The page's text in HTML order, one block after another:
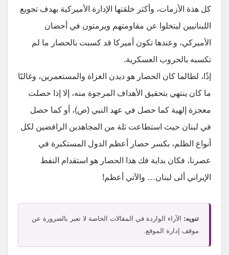
كل هذة الأزمات، وأكثر خلقتها الإدارة الأميركية بهدف تجويع
اللبنانيين ليتخلوا عن مقاومتهم ويرمتون في أحضان
الأميركي، وعندها تكون أميركا قد كسبت بالحصار ما لم
تكسبه بالحروب العسكرية.
إذًا، لطالما كان الحصار هو ديدن الغزاة والمستعمرين، وغالبًا
ما كان ينتهي بتحقيق الأهداف المرجوة منه، إلا إذا حصلت
معجزة إلهية كما حصل في عهد النبي (ص)، أو كما حصل
في لبنان حيث استطاعت ثلة من المجاهدين الرافضين لكل
أنواع الظلم، بكسر حصار أعظم الدول المستكبرة في
عصرنا، فكان بداية فك هذا الحصار هو استقدام النفط
الإيراني ألى لبنان… والآتي أعظم!
تنويه: الآراء الواردة في المقالات الخاصة لا تعبر بالضرورة عن
موقف إدارة الموقع.